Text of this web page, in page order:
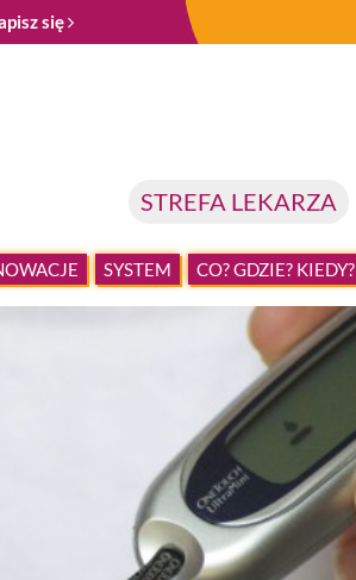
się
STREFA LEKARZA
SYSTEM CO? GDZIE? KIEDY?